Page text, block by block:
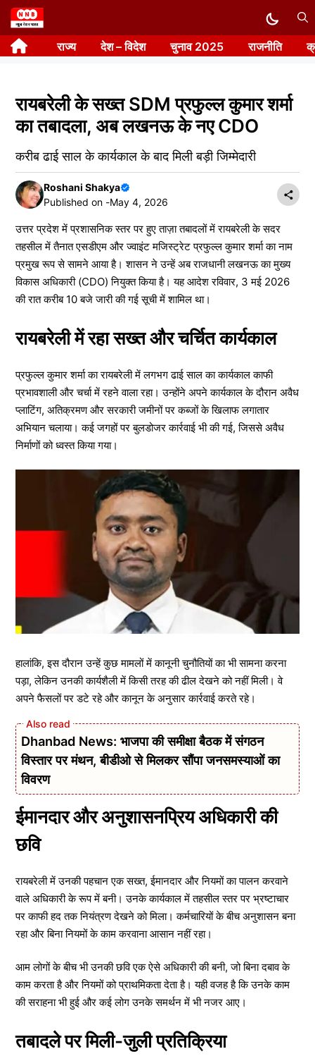
Skip
to
content राज्य देश – विदेश चुनाव 2025 राजनीति
रायबरेली के सख्त SDM प्रफुल्ल कुमार शर्मा
का तबादला, अब लखनऊ के नए CDO
करीब ढाई साल के कार्यकाल के बाद मिली बड़ी जिम्मेदारी
Roshani Shakya
Published on -May 4, 2026
उत्तर प्रदेश में प्रशासनिक स्तर पर हुए ताज़ा तबादलों में रायबरेली के सदर
तहसील में तैनात एसडीएम और ज्वाइंट मजिस्ट्रेट प्रफुल्ल कुमार शर्मा का नाम
प्रमुख रूप से सामने आया है। शासन ने उन्हें अब राजधानी लखनऊ का मुख्य
विकास अधिकारी (CDO) नियुक्त किया है। यह आदेश रविवार, 3 मई 2026
की रात करीब 10 बजे जारी की गई सूची में शामिल था।
रायबरेली में रहा सख्त और चर्चित कार्यकाल
प्रफुल्ल कुमार शर्मा का रायबरेली में लगभग ढाई साल का कार्यकाल काफी
प्रभावशाली और चर्चा में रहने वाला रहा। उन्होंने अपने कार्यकाल के दौरान अवैध
प्लाटिंग, अतिक्रमण और सरकारी जमीनों पर कब्जों के खिलाफ लगातार
अभियान चलाया। कई जगहों पर बुलडोजर कार्रवाई भी की गई, जिससे अवैध
निर्माणों को ध्वस्त किया गया।
हालांकि, इस दौरान उन्हें कुछ मामलों में कानूनी चुनौतियों का भी सामना करना
पड़ा, लेकिन उनकी कार्यशैली में किसी तरह की ढील देखने को नहीं मिली। वे
अपने फैसलों पर डटे रहे और कानून के अनुसार कार्रवाई करते रहे।
Dhanbad News: भाजपा की समीक्षा बैठक में संगठन
विस्तार पर मंथन, बीडीओ से मिलकर सौंपा जनसमस्याओं का
विवरण
ईमानदार और अनुशासनप्रिय अधिकारी की
छवि
रायबरेली में उनकी पहचान एक सख्त, ईमानदार और नियमों का पालन करवाने
वाले अधिकारी के रूप में बनी। उनके कार्यकाल में तहसील स्तर पर भ्रष्टाचार
पर काफी हद तक नियंत्रण देखने को मिला। कर्मचारियों के बीच अनुशासन बना
रहा और बिना नियमों के काम करवाना आसान नहीं रहा।
आम लोगों के बीच भी उनकी छवि एक ऐसे अधिकारी की बनी, जो बिना दबाव के
काम करता है और नियमों को प्राथमिकता देता है। यही वजह है कि उनके काम
की सराहना भी हुई और कई लोग उनके समर्थन में भी नजर आए।
तबादले पर मिली-जुली प्रतिक्रिया